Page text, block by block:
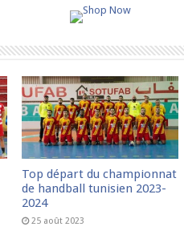
Top départ du championnat
de handball tunisien 2023-
2024
25 août 2023